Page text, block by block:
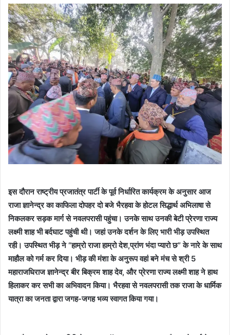
इस दौरान राष्ट्रीय प्रजातंत्र पार्टी के पूर्व निर्धारित कार्यक्रम के अनुसार आज
राजा ज्ञानेन्द्र का काफिला दोपहर दो बजे भैरहवा के होटल सिद्धार्थ अभिलाषा से
निकलकर सड़क मार्ग से नवलपरासी पहुंचा। उनके साथ उनकी बेटी प्रेरणा राज्य
लक्ष्मी शाह भी बर्दघाट पहुंची थी। जहां उनके दर्शन के लिए भारी भीड़ उपस्थित
रही। उपस्थित भीड़ ने “हाम्रो राजा हाम्रो देश,प्रांण भंदा प्यारो छ” के नारे के साथ
माहौल को गर्म कर दिया। भीड़ की मंशा के अनुरूप वहां बने मंच से श्री 5
महाराजधिराज ज्ञानेन्द्र बीर बिक्रम शाह देव, और प्रेरणा राज्य लक्ष्मी शाह ने हाथ
हिलाकर कर सभी का अभिवादन किया। भैरहवा से नवलपरासी तक राजा के धार्मिक
यात्रा का जनता द्वारा जगह-जगह भव्य स्वागत किया गया।